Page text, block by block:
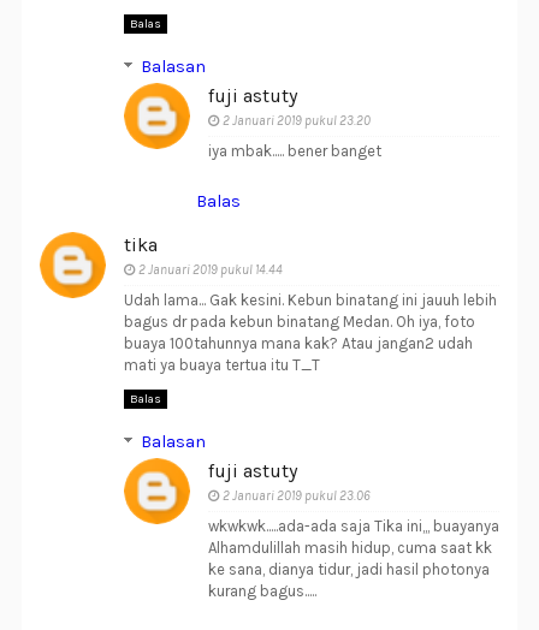
Balas
Balasan
fuji astuty
2 Januari 2019 pukul 23.20
iya mbak..... bener banget
Balas
tika
2 Januari 2019 pukul 14.44
Udah lama... Gak kesini. Kebun binatang ini jauuh lebih
bagus dr pada kebun binatang Medan. Oh iya, foto
buaya 100tahunnya mana kak? Atau jangan2 udah
mati ya buaya tertua itu T_T
Balas
Balasan
fuji astuty
2 Januari 2019 pukul 23.06
wkwkwk.....ada-ada saja Tika ini,,, buayanya
Alhamdulillah masih hidup, cuma saat kk
ke sana, dianya tidur, jadi hasil photonya
kurang bagus.....